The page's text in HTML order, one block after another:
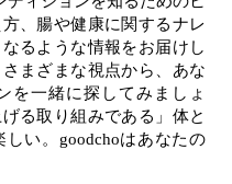
、腸や健康に関するナレ
るような情報をお届けし
まざまな視点から、あな
を一緒に探してみましょ
る取り組みである」体と
い。goodchoはあなたの